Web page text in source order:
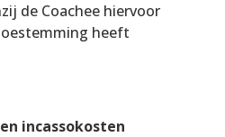
de Coachee hiervoor
heeft
incassokosten